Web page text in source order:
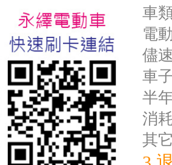
美樂蒂(Melody)
車
電
儘
車
半
消
其